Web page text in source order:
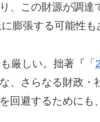
、この財源が調達
膨張する可能性も
厳しい。拙著『「
、さらなる財政・
回避するためにも